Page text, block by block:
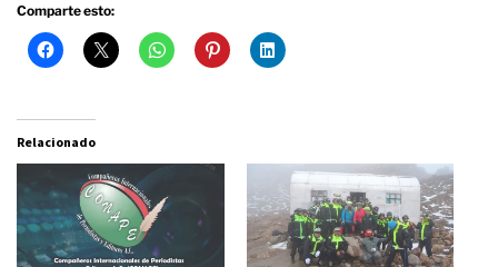
Comparte esto:
Relacionado